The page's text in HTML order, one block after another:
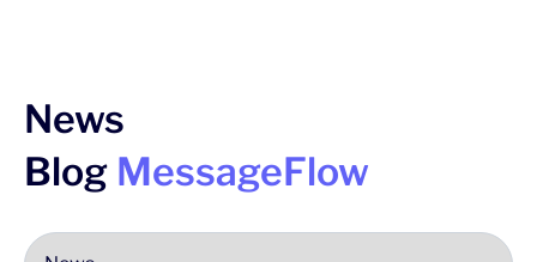
News
Blog MessageFlow